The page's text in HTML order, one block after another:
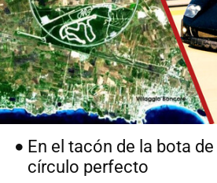
En el tacón de la bota
círculo perfecto